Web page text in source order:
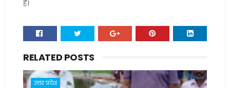
है।
RELATED POSTS
उत्तर प्रदेश